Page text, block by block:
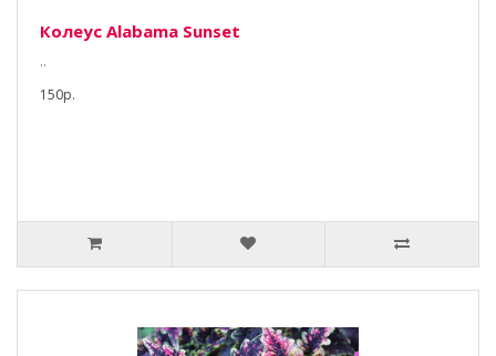
Колеус Alabama Sunset
..
150р.